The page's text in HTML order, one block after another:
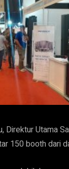
Direktur Utama
150 booth dari